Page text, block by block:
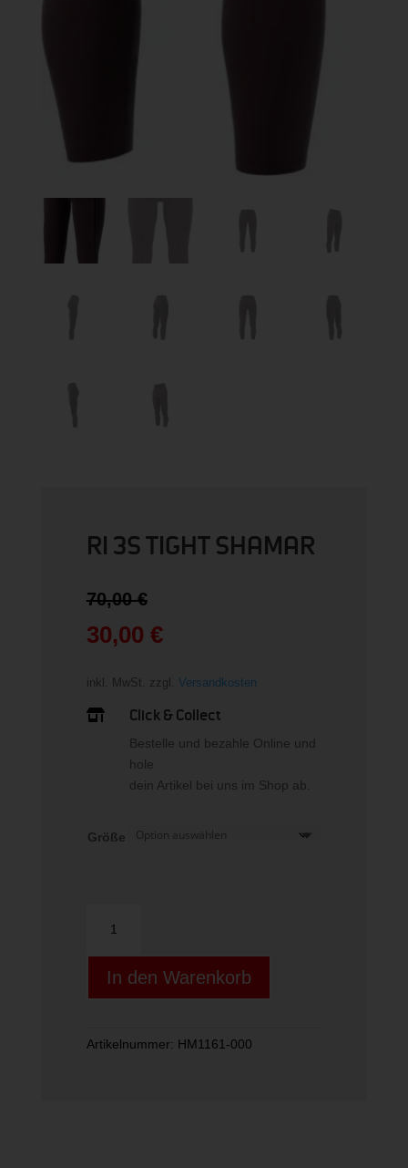
RI 3S TIGHT SHAMAR
70,00€Preis
war:
70,00 €
30,00 €
Aktueller
Preis
30,00 €.
inkl. MwSt. zzgl. Versandkosten
 Click & Collect
Bestelle und bezahle Online und
hole
dein Artikel bei uns im Shop ab.
Größe
TIGHT
SHAMAR
Menge
In den Warenkorb
Artikelnummer: HM1161-000